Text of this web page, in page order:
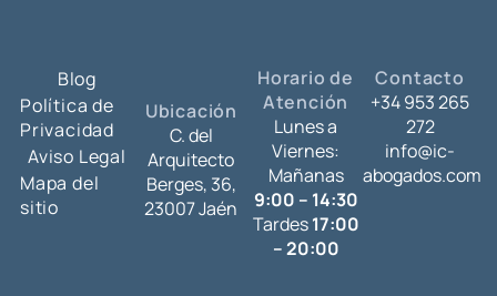
Blog
Política de
Privacidad
Aviso Legal
Mapa del
sitio
Ubicación
C. del
Arquitecto
Berges, 36,
23007 Jaén
Horario de
Atención
Lunes a
Viernes:
Mañanas
9:00 – 14:30
Tardes17:00
– 20:00
Contacto
+34 953 265
272
info@ic-
abogados.com